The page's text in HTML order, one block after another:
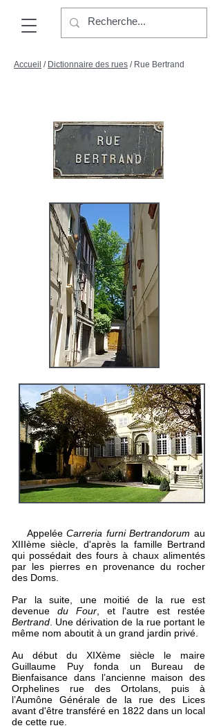
Accueil / Dictionnaire des rues / Rue Bertrand
AppeléeCarreria furni Bertrandorum au
XIIIème siècle, d'après la famille Bertrand
qui possédait des fours à chaux alimentés
par les pierres en provenance du rocher
des Doms.
Par la suite, une moitié de la rue est
devenue du Four, et l'autre est restée
Bertrand . Une dérivation de la rue portant le
même nom aboutit à un grand jardin privé.
Au début du XIXème siècle le maire
Guillaume Puy fonda un Bureau de
Bienfaisance dans l’ancienne maison des
Orphelines rue des Ortolans, puis à
l’Aumône Générale de la rue des Lices
avant d'être transféré en 1822 dans un local
de cette rue.